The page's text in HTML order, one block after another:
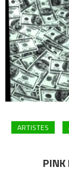
ARTISTES
PINK